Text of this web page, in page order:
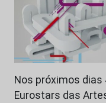
Nos próximos dias
Eurostars das